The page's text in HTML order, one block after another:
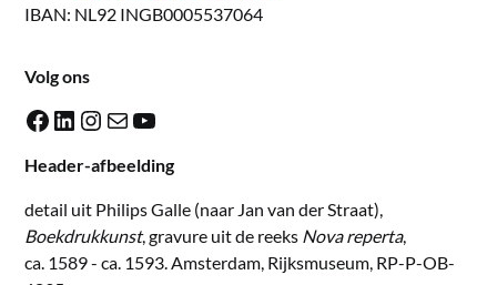
IBAN: NL92 INGB0005537064
Volg ons
Facebook LinkedIn Instagram E-mail YouTube
Header-afbeelding
detail uit Philips Galle (naar Jan van der Straat),
Boekdrukkunst, gravure uit de reeks Nova reperta,
ca. 1589 - ca. 1593. Amsterdam, Rijksmuseum, RP-P-OB-